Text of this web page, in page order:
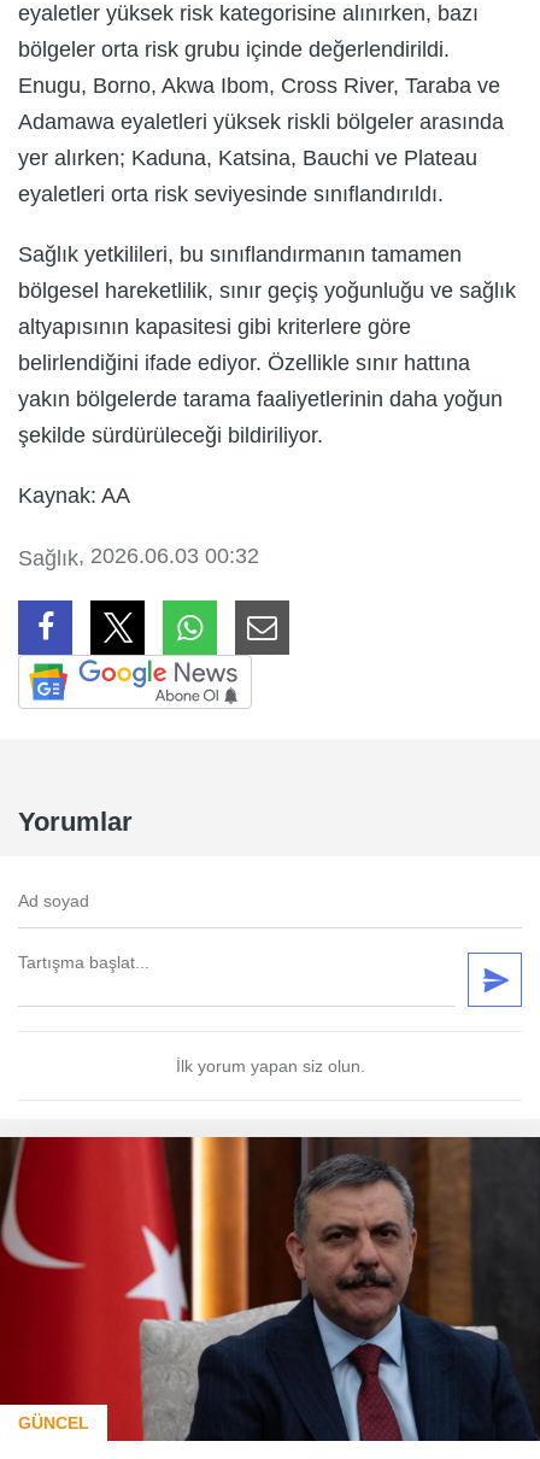
eyaletler yüksek risk kategorisine alınırken, bazı
bölgeler orta risk grubu içinde değerlendirildi.
Enugu, Borno, Akwa Ibom, Cross River, Taraba ve
Adamawa eyaletleri yüksek riskli bölgeler arasında
yer alırken; Kaduna, Katsina, Bauchi ve Plateau
eyaletleri orta risk seviyesinde sınıflandırıldı.
Sağlık yetkilileri, bu sınıflandırmanın tamamen
bölgesel hareketlilik, sınır geçiş yoğunluğu ve sağlık
altyapısının kapasitesi gibi kriterlere göre
belirlendiğini ifade ediyor. Özellikle sınır hattına
yakın bölgelerde tarama faaliyetlerinin daha yoğun
şekilde sürdürüleceği bildiriliyor.
Kaynak: AA
Sağlık, 2026.06.03 00:32
Yorumlar
İlk yorum yapan siz olun.
GÜNCEL